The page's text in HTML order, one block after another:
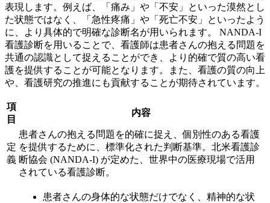
表現します。例えば、「痛み」や「不安」といった漠然とし
た状態ではなく、「急性疼痛」や「死亡不安」といったよう
に、
より具体的で明確な診断名が用いられます。 NANDA-I
看護診断を用いることで、看護師は患者さんの抱える問題を
共通の認識として捉えることができ、
より的確で質の高い看
護を提供することが可能となります。また、看護の質の向上
や、看護研究の推進にも貢献することが期待されています。
項
目
内容
定
義
患者さんの抱える問題を的確に捉え、個別性のある看護
を提供するために、標準化された判断基準。北米看護診
断協会 (NANDA-I) が定めた、世界中の医療現場で活用
されている看護診断。
患者さんの身体的な状態だけでなく、精神的な状